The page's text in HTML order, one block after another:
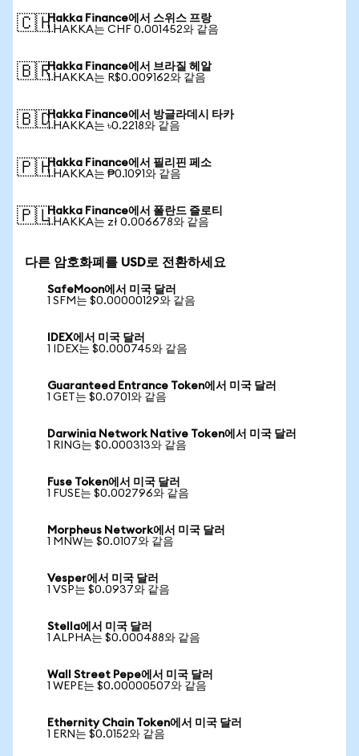
🇨🇭Hakka Finance에서 스위스 프랑
1 HAKKA는 CHF 0.001452와 같음
🇧🇷Hakka Finance에서 브라질 헤알
1 HAKKA는 R$0.009162와 같음
🇧🇩Hakka Finance에서 방글라데시 타카
1 HAKKA는 ৳0.2218와 같음
🇵🇭Hakka Finance에서 필리핀 페소
1 HAKKA는 ₱0.1091와 같음
🇵🇱Hakka Finance에서 폴란드 즐로티
1 HAKKA는 zł 0.006678와 같음
다른 암호화폐를 USD로 전환하세요
SafeMoon에서 미국 달러
1 SFM는 $0.00000129와 같음
IDEX에서 미국 달러
1 IDEX는 $0.000745와 같음
Guaranteed Entrance Token에서 미국 달러
1 GET는 $0.0701와 같음
Darwinia Network Native Token에서 미국 달러
1 RING는 $0.000313와 같음
Fuse Token에서 미국 달러
1 FUSE는 $0.002796와 같음
Morpheus Network에서 미국 달러
1 MNW는 $0.0107와 같음
Vesper에서 미국 달러
1 VSP는 $0.0937와 같음
Stella에서 미국 달러
1 ALPHA는 $0.000488와 같음
Wall Street Pepe에서 미국 달러
1 WEPE는 $0.00000507와 같음
Ethernity Chain Token에서 미국 달러
1 ERN는 $0.0152와 같음